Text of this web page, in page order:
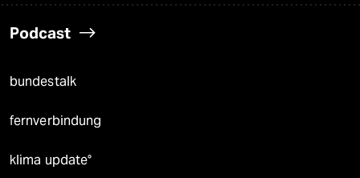
Podcast
bundestalk
fernverbindung
klima update°